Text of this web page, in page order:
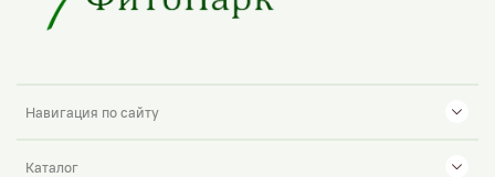
Навигация по сайту
Каталог